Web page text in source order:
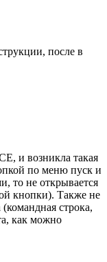
после в
и возникла такая
по меню пуск и
то не открывается
кнопки). Также не
строка,
как можно